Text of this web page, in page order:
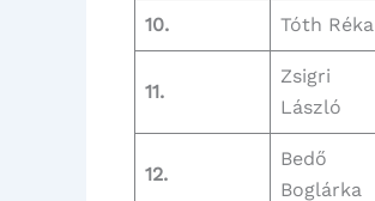
10. Tóth Réka
11.
Zsigri
László
12.
Bedő
Boglárka